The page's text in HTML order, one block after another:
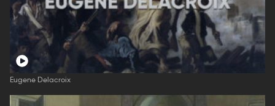
Eugene Delacroix